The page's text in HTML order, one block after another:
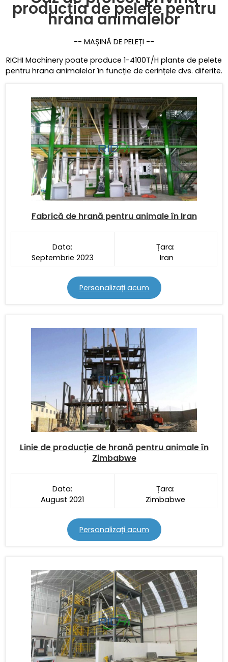
producția de pelete pentru
hrana animalelor
-- MAȘINĂ DE PELEȚI --
RICHI Machinery poate produce 1-4100T/H plante de pelete
pentru hrana animalelor în funcție de cerințele dvs. diferite.
Fabrică de hrană pentru animale în Iran
Data:
Septembrie 2023
Țara:
Iran
Personalizați acum
Linie de producție de hrană pentru animale în
Zimbabwe
Data:
August 2021
Țara:
Zimbabwe
Personalizați acum